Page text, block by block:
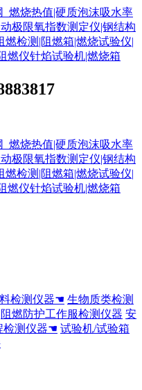
检测仪器☚ 生物质类检测
阻燃防护工作服检测仪器 安
检测仪器☚ 试验机/试验箱